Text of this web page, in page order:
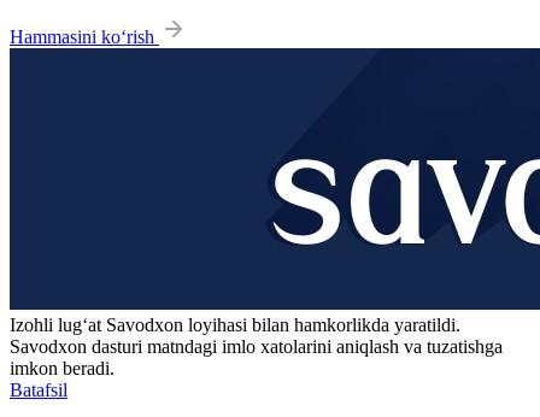
Hammasini ko‘rish
Izohli lugʻat Savodxon loyihasi bilan hamkorlikda yaratildi.
Savodxon dasturi matndagi imlo xatolarini aniqlash va tuzatishga
imkon beradi.
Batafsil